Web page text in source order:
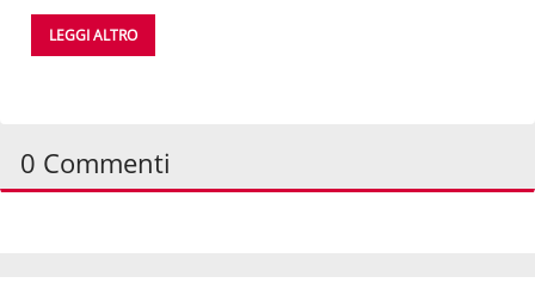
LEGGI ALTRO
0 Commenti